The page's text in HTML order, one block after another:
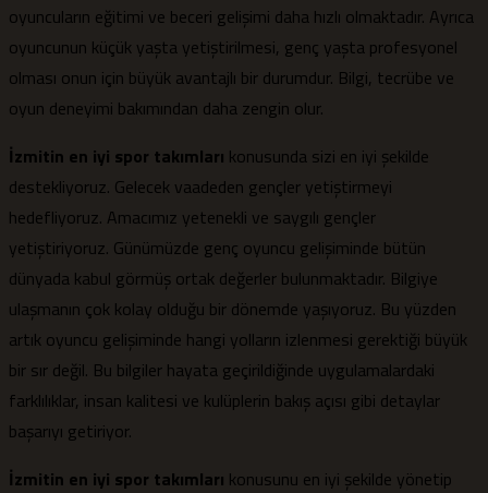
oyuncuların eğitimi ve beceri gelişimi daha hızlı olmaktadır. Ayrıca
oyuncunun küçük yaşta yetiştirilmesi, genç yaşta profesyonel
olması onun için büyük avantajlı bir durumdur. Bilgi, tecrübe ve
oyun deneyimi bakımından daha zengin olur.
İzmitin en iyi spor takımları konusunda sizi en iyi şekilde
destekliyoruz. Gelecek vaadeden gençler yetiştirmeyi
hedefliyoruz. Amacımız yetenekli ve saygılı gençler
yetiştiriyoruz. Günümüzde genç oyuncu gelişiminde bütün
dünyada kabul görmüş ortak değerler bulunmaktadır. Bilgiye
ulaşmanın çok kolay olduğu bir dönemde yaşıyoruz. Bu yüzden
artık oyuncu gelişiminde hangi yolların izlenmesi gerektiği büyük
bir sır değil. Bu bilgiler hayata geçirildiğinde uygulamalardaki
farklılıklar, insan kalitesi ve kulüplerin bakış açısı gibi detaylar
başarıyı getiriyor.
İzmitin en iyi spor takımları konusunu en iyi şekilde yönetip